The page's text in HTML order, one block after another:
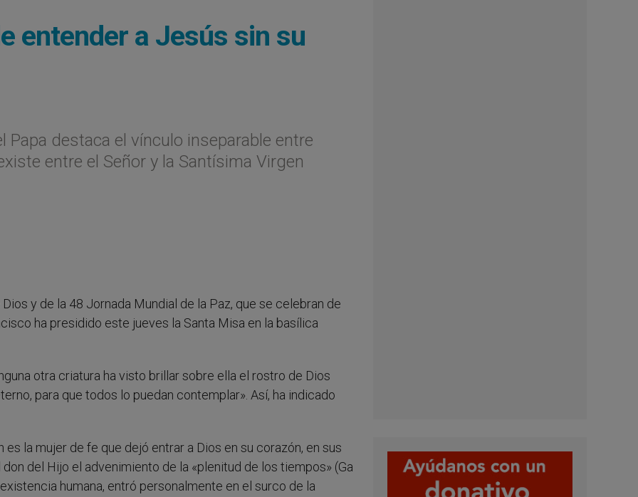
entender a Jesús sin su
Papa destaca el vínculo inseparable entre
entre el Señor y la Santí­sima Virgen
y de la 48 Jornada Mundial de la Paz, que se celebran de
ha presidido este jueves la Santa Misa en la basílica
otra criatura ha visto brillar sobre ella el rostro de Dios
para que todos lo puedan contemplar». Así, ha indicado
la mujer de fe que dejó entrar a Dios en su corazón, en sus
del Hijo el advenimiento de la «plenitud de los tiempos» (Ga
humana, entró personalmente en el surco de la